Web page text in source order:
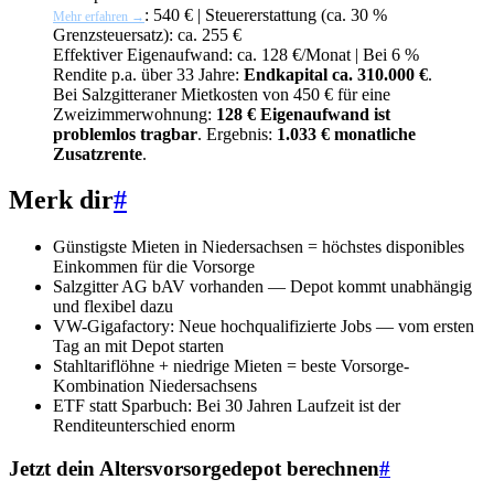
Mehr erfahren → : 540 € | Steuererstattung (ca. 30 %
Grenzsteuersatz): ca. 255 €
Effektiver Eigenaufwand: ca. 128 €/Monat | Bei 6 %
Rendite p.a. über 33 Jahre: Endkapital ca. 310.000 €.
Bei Salzgitteraner Mietkosten von 450 € für eine
Zweizimmerwohnung: 128 € Eigenaufwand ist
problemlos tragbar. Ergebnis: 1.033 € monatliche
Zusatzrente.
Merk dir#
Günstigste Mieten in Niedersachsen = höchstes disponibles
Einkommen für die Vorsorge
Salzgitter AG bAV vorhanden — Depot kommt unabhängig
und flexibel dazu
VW-Gigafactory: Neue hochqualifizierte Jobs — vom ersten
Tag an mit Depot starten
Stahltariflöhne + niedrige Mieten = beste Vorsorge-
Kombination Niedersachsens
ETF statt Sparbuch: Bei 30 Jahren Laufzeit ist der
Renditeunterschied enorm
Jetzt dein Altersvorsorgedepot berechnen#